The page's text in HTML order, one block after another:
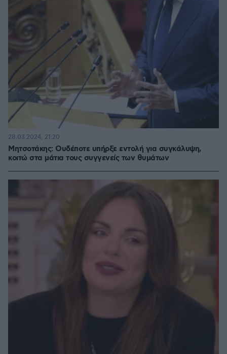
Μητσοτάκης: Ουδέποτε υπήρξε εντολή για συγκάλυψη,
κοιτώ στα μάτια τους συγγενείς των θυμάτων
28.03.2024, 21:20